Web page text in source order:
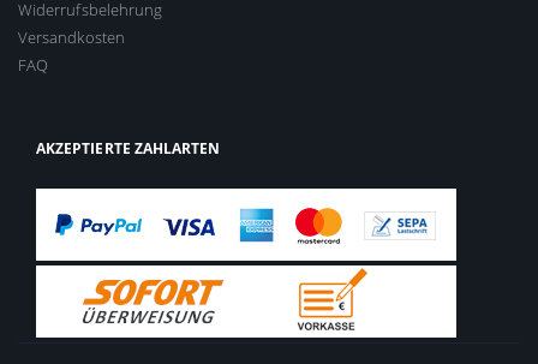
Widerrufsbelehrung
Versandkosten
FAQ
AKZEPTIERTE ZAHLARTEN